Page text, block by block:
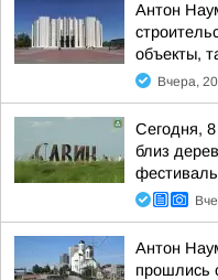
Антон
объекты,
Вчера,
Сегодня, 8
близ
Антон
прошлись